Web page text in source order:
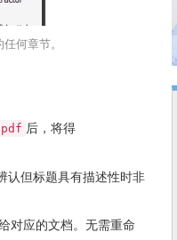
何章节。
后，将得
认但标题具有描述性时非
对应的文档。无需重命